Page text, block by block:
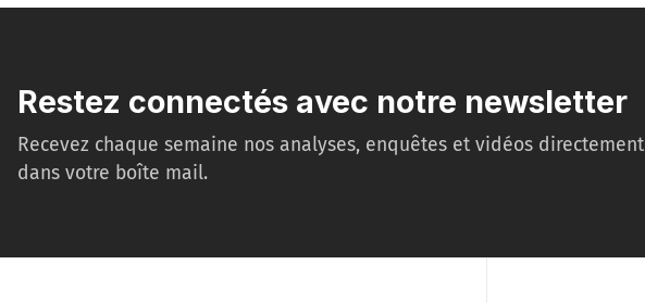
Restez connectés avec notre newsletter
Recevez chaque semaine nos analyses, enquêtes et vidéos directement
dans votre boîte mail.